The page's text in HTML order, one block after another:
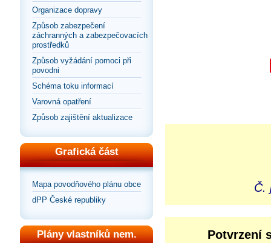
Organizace dopravy
Způsob zabezpečení
záchranných a zabezpečovacích
prostředků
Způsob vyžádání pomoci při
povodni
Schéma toku informací
Varovná opatření
Způsob zajištění aktualizace
Grafická část
Mapa povodňového plánu obce
dPP České republiky
Plány vlastníků nem.
Č.
Potvrzení